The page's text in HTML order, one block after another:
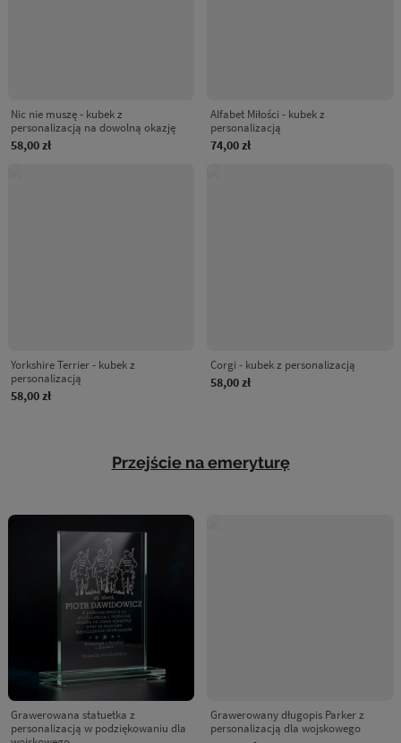
Nic nie muszę - kubek z
personalizacją na dowolną okazję
58,00 zł
Alfabet Miłości - kubek z
personalizacją
74,00 zł
Yorkshire Terrier - kubek z
personalizacją
58,00 zł
Corgi - kubek z personalizacją
58,00 zł
Przejście na emeryturę
Grawerowana statuetka z
personalizacją w podziękowaniu dla
Grawerowany długopis Parker z
personalizacją dla wojskowego